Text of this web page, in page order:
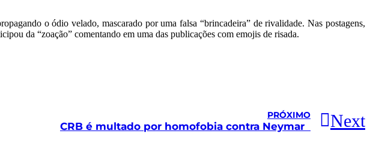
o ódio velado, mascarado por uma falsa “brincadeira” de rivalidade. Nas postagens,
da “zoação” comentando em uma das publicações com emojis de risada.
PRÓXIMO
CRB é multado por homofobia contra Neymar Next